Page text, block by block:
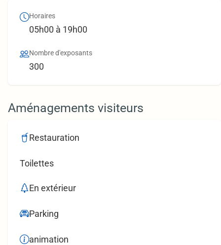
Horaires
05h00 à 19h00
Nombre d'exposants
300
Aménagements visiteurs
Restauration
Toilettes
En extérieur
Parking
animation